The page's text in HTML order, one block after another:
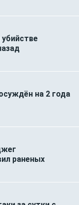
на 2 года
раненых